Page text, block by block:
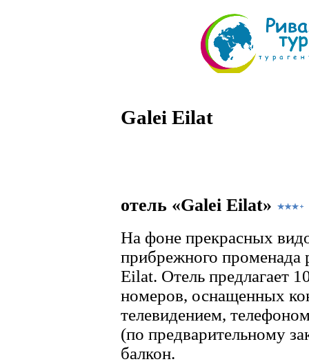
Galei Eilat
отель «Galei Eilat»
На фоне прекрасных
прибрежного променада
Eilat. Отель предлагает
номеров, оснащенных
телевидением,
(по предварительному
балкон.